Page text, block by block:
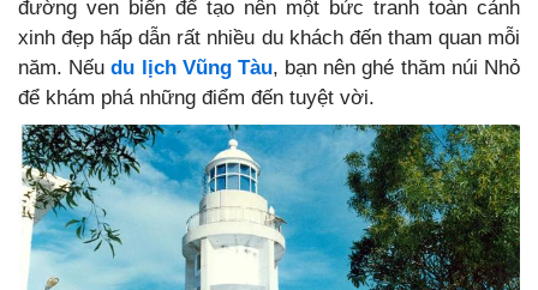
đường ven biển để tạo nên một bức tranh toàn cảnh
xinh đẹp hấp dẫn rất nhiều du khách đến tham quan mỗi
năm. Nếudu lịch Vũng Tàu, bạn nên ghé thăm núi Nhỏ
để khám phá những điểm đến tuyệt vời.